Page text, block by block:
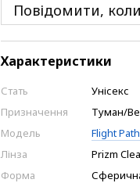
Повідомити,
Характеристики
Стать
Унісекс
Призначення
Туман/
Модель
Flight Path
Лінза
Prizm
Форма